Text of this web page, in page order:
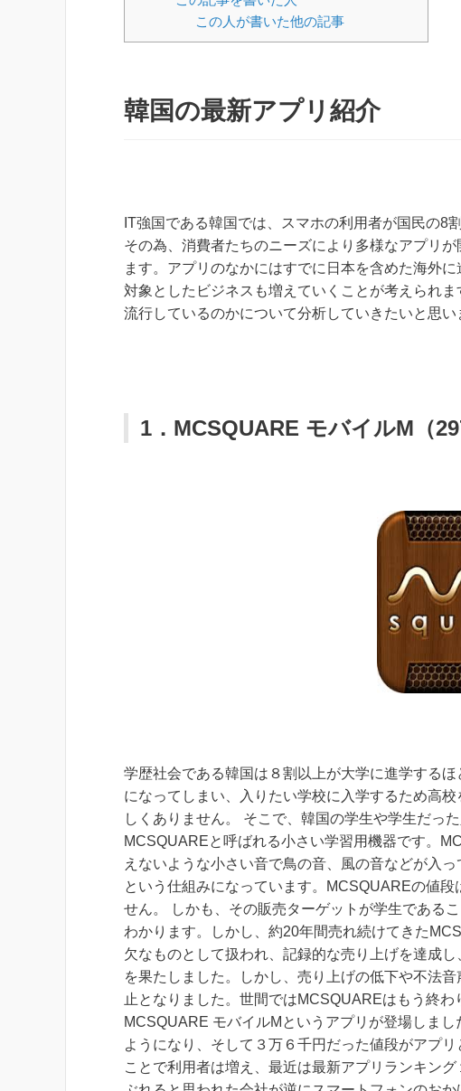
この人が書いた他の記事
韓国の最新アプリ紹介
IT強国である韓国では、スマホの利用者が国民の8
その為、消費者たちのニーズにより多様なアプリ
ます。アプリのなかにはすでに日本を含めた海外
対象としたビジネスも増えていくことが考えられ
流行しているのかについて分析していきたいと思い
1．MCSQUARE モバイルM（
学歴社会である韓国は８割以上が大学に進学する
になってしまい、入りたい学校に入学するため高
しくありません。 そこで、韓国の学生や学生だっ
MCSQUAREと呼ばれる小さい学習用機器です。
えないような小さい音で鳥の音、風の音などが入
という仕組みになっています。MCSQUAREの値
せん。 しかも、その販売ターゲットが学生である
わかります。しかし、約20年間売れ続けてきた
欠なものとして扱われ、記録的な売り上げを達成
を果たしました。しかし、売り上げの低下や不法
止となりました。世間ではMCSQUAREはもう終わ
MCSQUARE モバイルMというアプリが登場しま
ようになり、そして３万６千円だった値段がアプ
ことで利用者は増え、最近は最新アプリランキン